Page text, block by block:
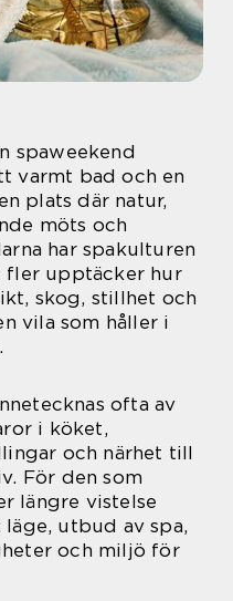
spaweekend
varmt bad och en
plats där natur,
möts och
har spakulturen
upptäcker hur
skog, stillhet och
vila som håller i
ofta av
i köket,
och närhet till
För den som
längre vistelse
utbud av spa,
och miljö för